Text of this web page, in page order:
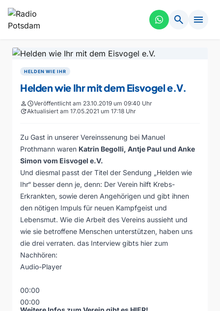
search menu
HELDEN WIE IHR
Helden wie Ihr mit dem Eisvogel e.V.
personscheduleVeröffentlicht am 23.10.2019 um 09:40 Uhr
updateAktualisiert am 17.05.2021 um 17:18 Uhr
Zu Gast in unserer Vereinssenung bei Manuel
Prothmann waren Katrin Begolli, Antje Paul und Anke
Simon vom Eisvogel e.V.
Und diesmal passt der Titel der Sendung „Helden wie
Ihr“ besser denn je, denn: Der Verein hilft Krebs-
Erkrankten, sowie deren Angehörigen und gibt ihnen
den nötigen Impuls für neuen Kampfgeist und
Lebensmut. Wie die Arbeit des Vereins aussieht und
wie sie betroffene Menschen unterstützen, haben uns
die drei verraten. das Interview gibts hier zum
Nachhören:
Audio-Player
00:00
00:00